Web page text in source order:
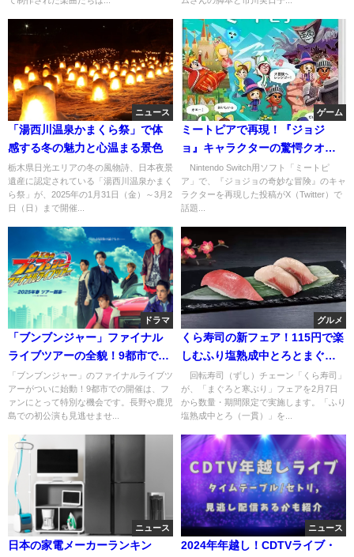
ニュース
「湯西川温泉かまくら祭」で体
感する冬の魅力と心温まる景色
栃木県日光エリアの冬の風物詩、日本夜景
遺産に認定されている「湯西川温泉かまく
ら祭」が、2025年の1月31日（金）～3月2
日（日）まで開催...
ゲーム
ミートピアで再現！『ジョジ
ョ』キャラクターの驚愕クオリ
ティ
Nintendo Switch用ソフト「ミートピ
ア」で、『ジョジョの奇妙な冒険』のキャ
ラクターを再現した投稿がX（Twitter）で
話題...
ドラマ
「ブンブンジャー」ファイナル
ライブツアーの全貌！9都市での
感動体験
「ブンブンジャー」のファイナルライブツ
アーがついに始動！9都市での開催は、フ
ァンにとって特別な機会です。長野や鹿児
島での初公演も見逃せませ...
グルメ
くら寿司の新フェア！115円で楽
しむふり塩熟成中とろとまぐろ
と寒ぶりの魅力
回転寿司（ずし）チェーン「くら寿司」
が、「まぐろと寒ぶり」フェアを2月7日
から数量・期間限定で実施します。「ふり
塩熟成中とろ（一貫）」を...
ニュース
日本の家電メーカーランキン
ニュース
2024年年越し！CDTVライブ・